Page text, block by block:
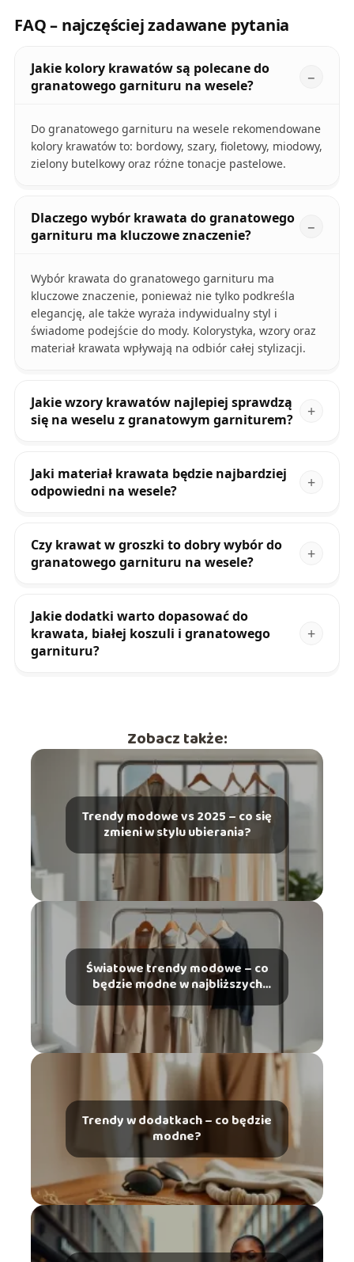
FAQ – najczęściej zadawane pytania
Jakie kolory krawatów są polecane do
granatowego garnituru na wesele?
Do granatowego garnituru na wesele rekomendowane
kolory krawatów to: bordowy, szary, fioletowy, miodowy,
zielony butelkowy oraz różne tonacje pastelowe.
Dlaczego wybór krawata do granatowego
garnituru ma kluczowe znaczenie?
Wybór krawata do granatowego garnituru ma
kluczowe znaczenie, ponieważ nie tylko podkreśla
elegancję, ale także wyraża indywidualny styl i
świadome podejście do mody. Kolorystyka, wzory oraz
materiał krawata wpływają na odbiór całej stylizacji.
Jakie wzory krawatów najlepiej sprawdzą
się na weselu z granatowym garniturem?
Jaki materiał krawata będzie najbardziej
odpowiedni na wesele?
Czy krawat w groszki to dobry wybór do
granatowego garnituru na wesele?
Jakie dodatki warto dopasować do
krawata, białej koszuli i granatowego
garnituru?
Zobacz także:
Trendy modowe vs 2025 – co się
zmieni w stylu ubierania?
Światowe trendy modowe – co
będzie modne w najbliższych
latach?
Trendy w dodatkach – co będzie
modne?